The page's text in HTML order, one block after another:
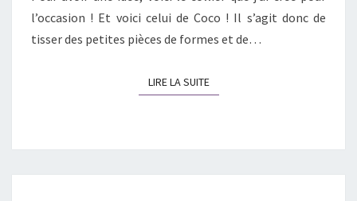
l’occasion ! Et voici celui de Coco ! Il s’agit donc de
tisser des petites pièces de formes et de…
LIRE LA SUITELIRE LA SUITE